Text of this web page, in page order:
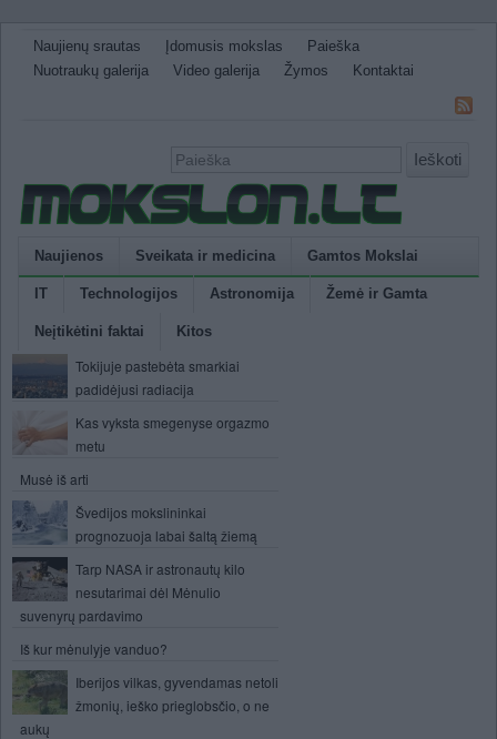
Naujienų srautas Įdomusis mokslas
Paieška
Nuotraukų galerija
Video galerija Žymos Kontaktai
Ieškoti
Naujienos Sveikata ir medicina Gamtos Mokslai
IT Technologijos Astronomija Žemė ir Gamta
Neįtikėtini faktai Kitos
Tokijuje pastebėta smarkiai
padidėjusi radiacija
Kas vyksta smegenyse orgazmo
metu
Musė iš arti
Švedijos mokslininkai
prognozuoja labai šaltą žiemą
Tarp NASA ir astronautų kilo
nesutarimai dėl Mėnulio
suvenyrų pardavimo
Iš kur mėnulyje vanduo?
Iberijos vilkas, gyvendamas netoli
žmonių, ieško prieglobsčio, o ne
aukų